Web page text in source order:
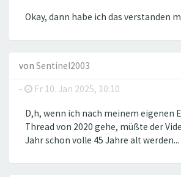
Okay, dann habe ich das verstanden
von Sentinel2003
-
Fr 10. Jan 2025, 10:10
D,h, wenn ich nach meinem eigenen
Thread von 2020 gehe, müßte der
Jahr schon volle 45 Jahre alt werden...